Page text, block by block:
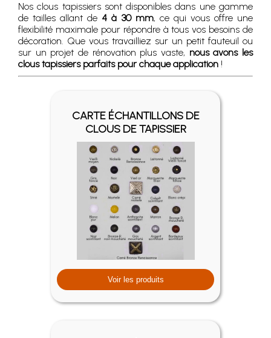
Nos clous tapissiers sont disponibles dans une gamme
de tailles allant de 4 à 30 mm, ce qui vous offre une
flexibilité maximale pour répondre à tous vos besoins de
décoration. Que vous travailliez sur un petit fauteuil ou
sur un projet de rénovation plus vaste, nous avons les
clous tapissiers parfaits pour chaque application !
CARTE ÉCHANTILLONS DE
CLOUS DE TAPISSIER
Voir les produits